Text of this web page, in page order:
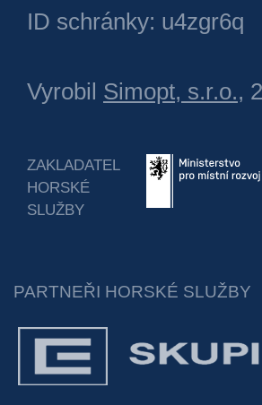
ID schránky: u4zgr6q
Vyrobil Simopt, s.r.o.,
ZAKLADATEL
HORSKÉ
SLUŽBY
PARTNEŘI HORSKÉ SLUŽBY